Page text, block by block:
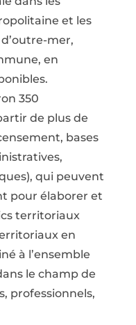
et les
mer,
en
350
de plus de
bases
qui peuvent
pour élaborer et
territoriaux
en
à l’ensemble
le champ de
professionnels,